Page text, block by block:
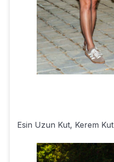
Esin Uzun Kut, Kerem Kut